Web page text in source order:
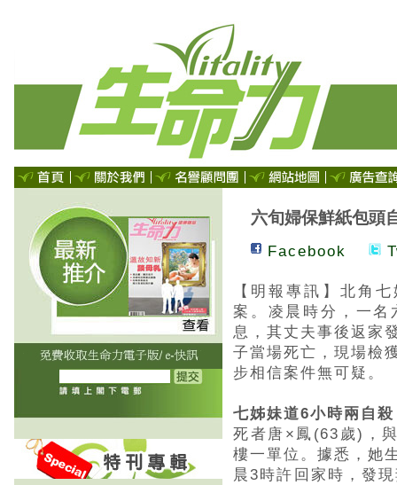
六旬婦保鮮紙包頭
Facebook
【明報專訊】北角
案。凌晨時分，一
息，其丈夫事後返家
子當場死亡，現場檢
步相信案件無可疑。
七姊妹道6小時兩自
死者唐×鳳(63歲)，
樓一單位。據悉，她
晨3時許回家時，發